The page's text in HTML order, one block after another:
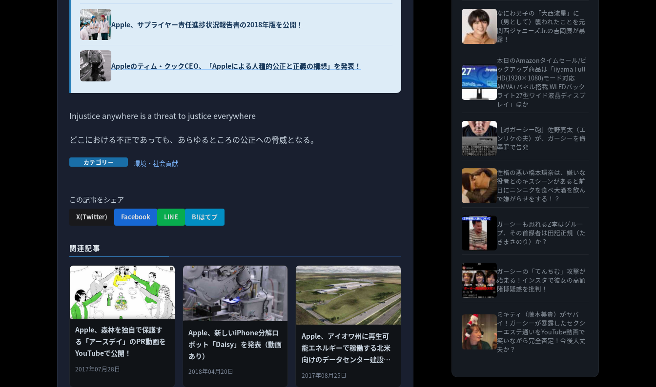
Apple、サプライヤー責任進捗状況報告書の2018年版を公開！
Appleのティム・クックCEO、「Appleによる人種的公正と正義の構想」を発表！
Injustice anywhere is a threat to justice everywhere
どこにおける不正であっても、あらゆるところの公正への脅威となる。
カテゴリー 環境・社会貢献
この記事をシェア
X(Twitter) Facebook LINE B!はてブ
関連記事
Apple、森林を独自で保護す
る「アースデイ」のPR動画を
YouTubeで公開！
2017年07月28日
Apple、新しいiPhone分解ロ
ボット「Daisy」を発表（動画
あり）
2018年04月20日
Apple、アイオワ州に再生可
能エネルギーで稼働する北米
向けのデータセンター建設を
発表！
2017年08月25日
なにわ男子の「大西流星」に
（男として）襲われたことを元
関西ジャニーズJr.の吉岡廉が暴
露！
本日のAmazonタイムセール/ピ
ックアップ商品は「iiyama Full
HD(1920×1080)モード対応
AMVA+パネル搭載 WLEDバック
ライト27型ワイド液晶ディスプ
レイ」ほか
［対ガーシー砲］佐野亮太（エ
ンリケの夫）が、ガーシーを侮
辱罪で告発
性格の悪い橋本環奈は、嫌いな
役者とのキスシーンがあると前
日にニンニクを食べ大酒を飲ん
で嫌がらせをする！？
ガーシーも恐れるZ李はグルー
プ、その首謀者は田記正規（た
きまさのり）か？
ガーシーの「てんちむ」攻撃が
始まる！インスタで彼女の高額
賭博疑惑を批判！
ミキティ（藤本美貴）がヤバ
イ！ガーシーが暴露したセクシ
ーエステ通いをYouTube動画で
笑いながら完全否定！今後大丈
夫か？